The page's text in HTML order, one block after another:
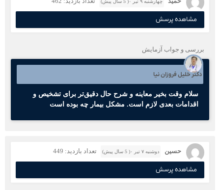
چهارشنبه ۹ تیر ۰( 5 سال پیش)
مشاهده پرسش
بررسی و جواب آزمایش
دکتر خلیل فروزان نیا
سلام وقت بخیر معاینه و شرح حال دقیق‌تر برای تشخیص و
اقدامات بعدی لازم است. مشکل بیمار چه بوده است
حسین دوشنبه ۷ تیر ۰( 5 سال پیش) تعداد بازدید: 449
مشاهده پرسش